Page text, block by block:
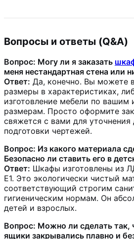
Вопросы и ответы (Q&A)
Вопрос: Могу ли я заказать
меня нестандартная стена или
Ответ: Да, конечно. Вы можете
размеры в характеристиках,
изготовление мебели по вашим
размерам. Просто оформите
свяжется с вами для уточнения
подготовки чертежей.
Вопрос: Из какого материала
Безопасно ли ставить его в
Ответ: Шкафы изготовлены из
Е1. Это экологически чистый
соответствующий строгим
гигиеническим нормам. Он
детей и взрослых.
Вопрос: Можно ли сделать так,
ящики закрывались плавно и